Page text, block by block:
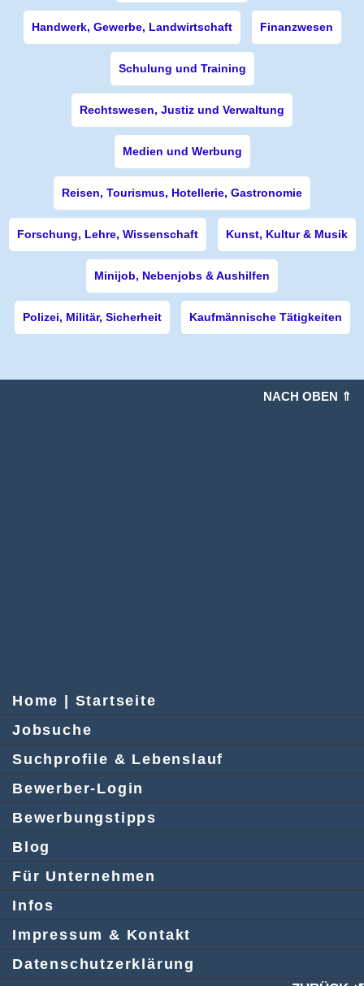
Handwerk, Gewerbe, Landwirtschaft Finanzwesen
Schulung und Training
Rechtswesen, Justiz und Verwaltung
Medien und Werbung
Reisen, Tourismus, Hotellerie, Gastronomie
Forschung, Lehre, Wissenschaft Kunst, Kultur & Musik
Minijob, Nebenjobs & Aushilfen
Polizei, Militär, Sicherheit Kaufmännische Tätigkeiten
NACH OBEN ⇑
Home | Startseite
Jobsuche
Suchprofile & Lebenslauf
Bewerber-Login
Bewerbungstipps
Blog
Für Unternehmen
Infos
Impressum & Kontakt
Datenschutzerklärung